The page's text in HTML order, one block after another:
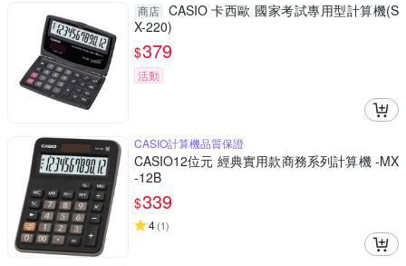
商店 CASIO 卡西歐 國家考試專用型計算機(S
X-220)
$379
活動
CASIO計算機品質保證
CASIO12位元 經典實用款商務系列計算機 -MX
-12B
$339
4(1)